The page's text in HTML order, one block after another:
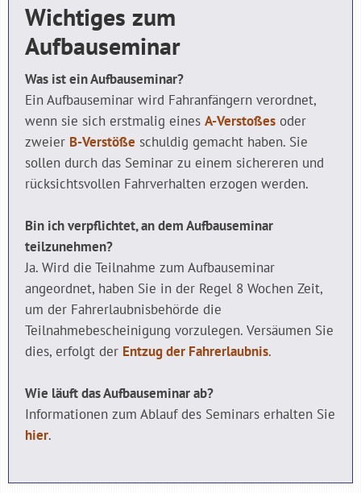
Wichtiges zum
Aufbauseminar
Was ist ein Aufbauseminar?
Ein Aufbauseminar wird Fahranfängern verordnet,
wenn sie sich erstmalig eines A-Verstoßes oder
zweier B-Verstöße schuldig gemacht haben. Sie
sollen durch das Seminar zu einem sichereren und
rücksichtsvollen Fahrverhalten erzogen werden.
Bin ich verpflichtet, an dem Aufbauseminar
teilzunehmen?
Ja. Wird die Teilnahme zum Aufbauseminar
angeordnet, haben Sie in der Regel 8 Wochen Zeit,
um der Fahrerlaubnisbehörde die
Teilnahmebescheinigung vorzulegen. Versäumen Sie
dies, erfolgt der Entzug der Fahrerlaubnis.
Wie läuft das Aufbauseminar ab?
Informationen zum Ablauf des Seminars erhalten Sie
hier.